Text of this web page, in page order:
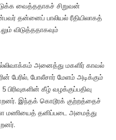
வைத்ததாகச் சிறுவன்
தன்னைப் பாலியல் ரீதியிலாகத்
விடுத்ததாகவும்
அனைத்து மகளிர் காவல்
பேரில், போலீசார் மேளம் அடிக்கும்
கீழ் வழக்குப்பதிவு
இந்தக் கொடூரக் குற்றத்தைச்
மணியைத் தனிப்படை அமைத்து